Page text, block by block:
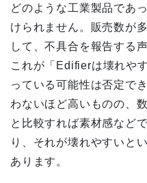
どのような工業製品であ
けられません。販売数が
して、不具合を報告する
これが「Edifierは壊れや
っている可能性は否定で
わないほど高いものの、
と比較すれば素材感など
り、それが壊れやすいと
あります。